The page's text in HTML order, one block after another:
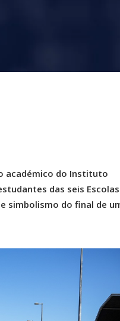
académico do Instituto
das seis Escolas
simbolismo do final de